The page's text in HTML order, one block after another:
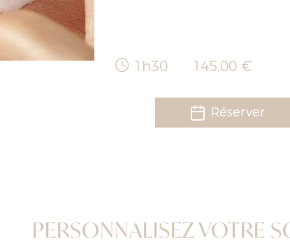
1h30 145,00 €
Réserver
PERSONNALISEZ VOTRE